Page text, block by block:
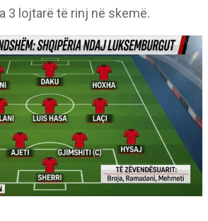
3 lojtarë të rinj në skemë.